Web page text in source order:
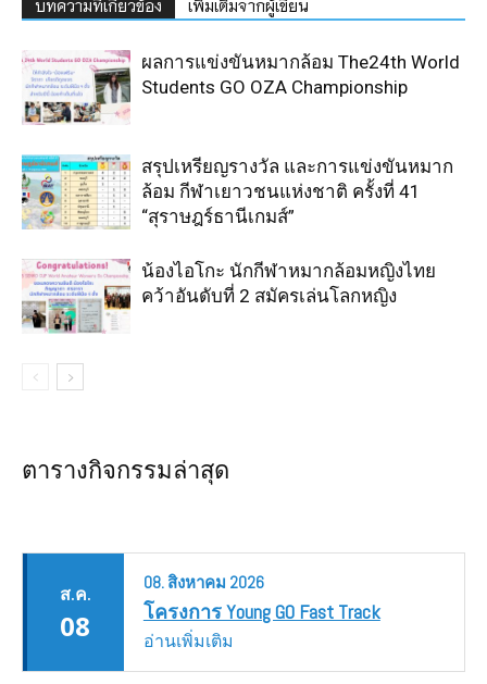
บทความที่เกี่ยวข้อง เพิ่มเติมจากผู้เขียน
ผลการแข่งขันหมากล้อม The24th World
Students GO OZA Championship
สรุปเหรียญรางวัล และการแข่งขันหมาก
ล้อม กีฬาเยาวชนแห่งชาติ ครั้งที่ 41
“สุราษฎร์ธานีเกมส์”
น้องไอโกะ นักกีฬาหมากล้อมหญิงไทย
คว้าอันดับที่ 2 สมัครเล่นโลกหญิง
ตารางกิจกรรมล่าสุด
ส.ค.
08
08.สิงหาคม 2026
โครงการ Young GO Fast Track
อ่านเพิ่มเติม